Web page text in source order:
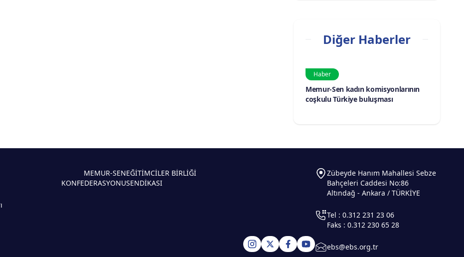
Diğer Haberler
Haber
Memur-Sen kadın komisyonlarının
coşkulu Türkiye buluşması
MEMUR-SEN
KONFEDERASYONU
EĞİTİMCİLER BİRLİĞİ
SENDİKASI
Zübeyde Hanım Mahallesi Sebze
Bahçeleri Caddesi No:86
Altındağ - Ankara / TÜRKİYE
Tel : 0.312 231 23 06
Faks : 0.312 230 65 28
ebs@ebs.org.tr